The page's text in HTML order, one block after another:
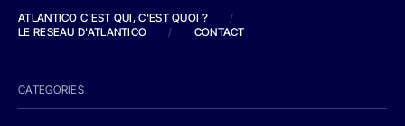
ATLANTICO C'EST QUI, C'EST QUOI ?
/
LE RESEAU D'ATLANTICO
/ CONTACT
CATEGORIES